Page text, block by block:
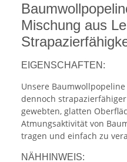
Mischung aus
EIGENSCHAFTEN:
Unsere
dennoch
gewebten, glatten
Atmungsaktivität von
tragen und einfach zu
NÄHHINWEIS: